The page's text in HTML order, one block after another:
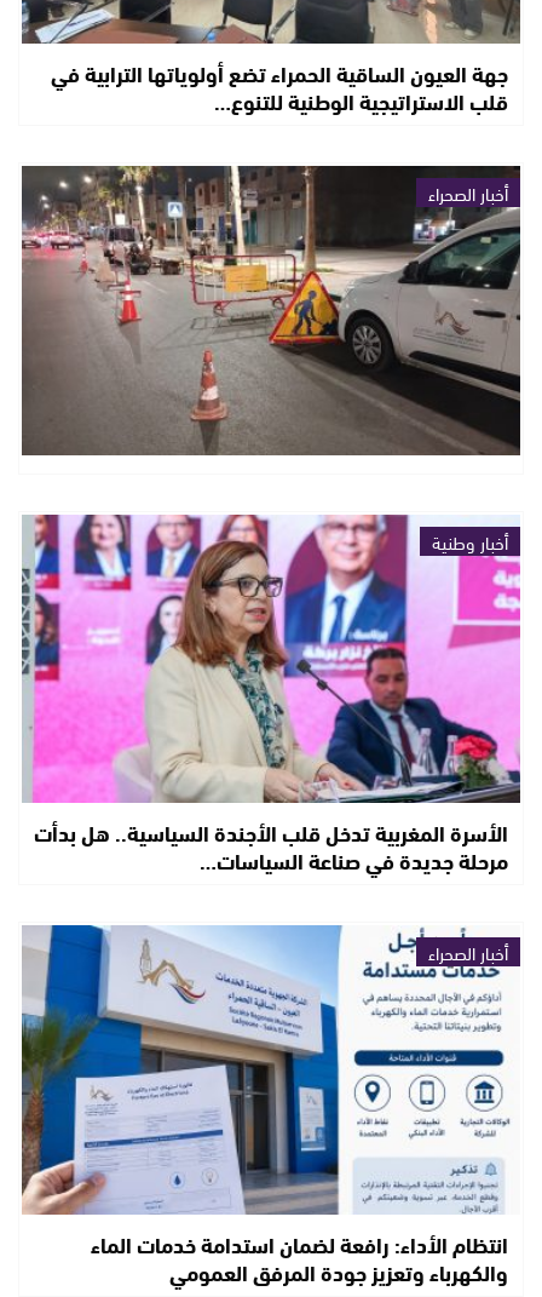
جهة العيون الساقية الحمراء تضع أولوياتها الترابية في
قلب الاستراتيجية الوطنية للتنوع…
أخبار الصحراء
أخبار وطنية
الأسرة المغربية تدخل قلب الأجندة السياسية.. هل بدأت
مرحلة جديدة في صناعة السياسات…
أخبار الصحراء
انتظام الأداء: رافعة لضمان استدامة خدمات الماء
والكهرباء وتعزيز جودة المرفق العمومي